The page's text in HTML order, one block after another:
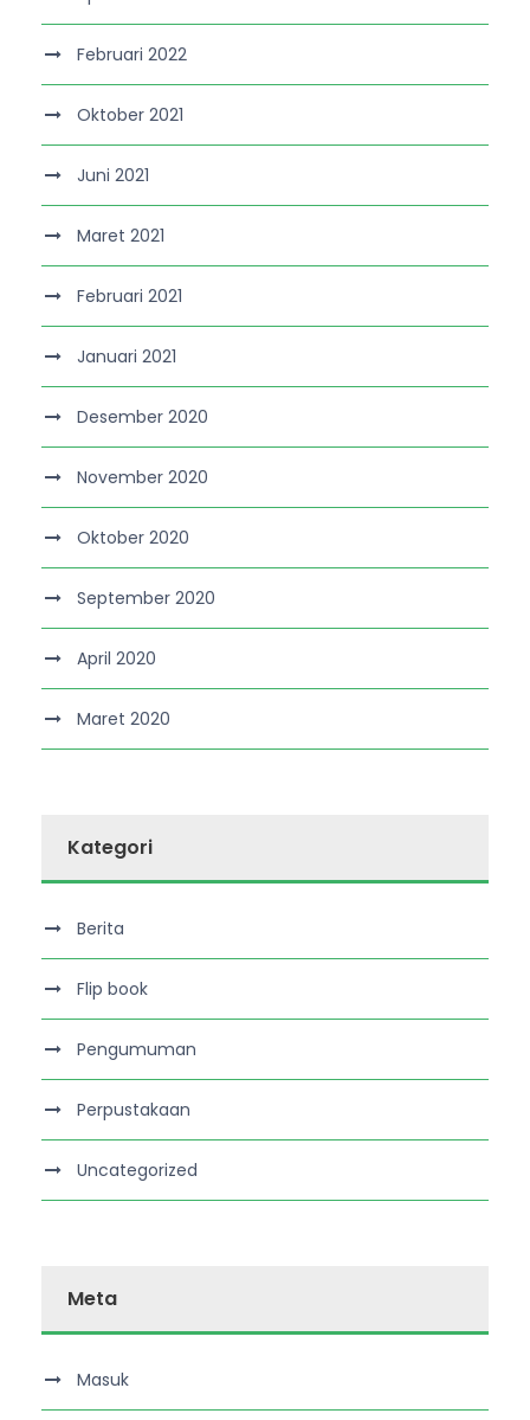
Februari 2022
Oktober 2021
Juni 2021
Maret 2021
Februari 2021
Januari 2021
Desember 2020
November 2020
Oktober 2020
September 2020
April 2020
Maret 2020
Kategori
Berita
Flip book
Pengumuman
Perpustakaan
Uncategorized
Meta
Masuk